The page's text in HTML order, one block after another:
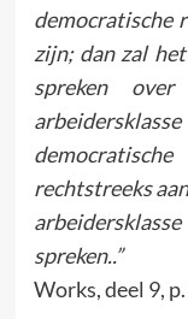
democratische
zijn; dan zal
spreken
rechtstreeks
spreken..”
Works, deel 9,